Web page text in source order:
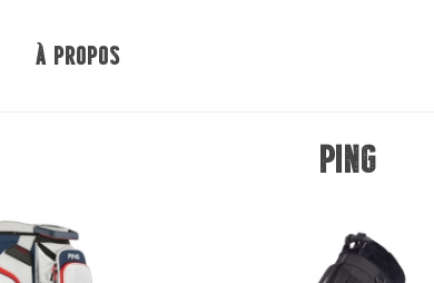
À PROPOS
Ping